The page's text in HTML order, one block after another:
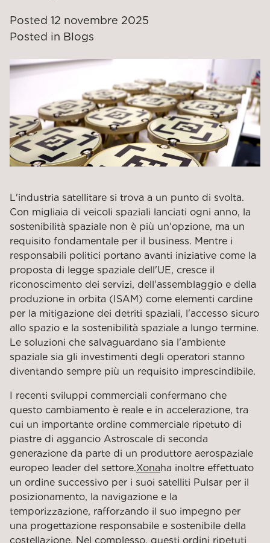
Posted 12 novembre 2025
Posted in Blogs
L'industria satellitare si trova a un punto di svolta.
Con migliaia di veicoli spaziali lanciati ogni anno, la
sostenibilità spaziale non è più un'opzione, ma un
requisito fondamentale per il business. Mentre i
responsabili politici portano avanti iniziative come la
proposta di legge spaziale dell'UE, cresce il
riconoscimento dei servizi, dell'assemblaggio e della
produzione in orbita (ISAM) come elementi cardine
per la mitigazione dei detriti spaziali, l'accesso sicuro
allo spazio e la sostenibilità spaziale a lungo termine.
Le soluzioni che salvaguardano sia l'ambiente
spaziale sia gli investimenti degli operatori stanno
diventando sempre più un requisito imprescindibile.
I recenti sviluppi commerciali confermano che
questo cambiamento è reale e in accelerazione, tra
cui un importante ordine commerciale ripetuto di
piastre di aggancio Astroscale di seconda
generazione da parte di un produttore aerospaziale
europeo leader del settore.Xonaha inoltre effettuato
un ordine successivo per i suoi satelliti Pulsar per il
posizionamento, la navigazione e la
temporizzazione, rafforzando il suo impegno per
una progettazione responsabile e sostenibile della
costellazione. Nel complesso, questi ordini ripetuti